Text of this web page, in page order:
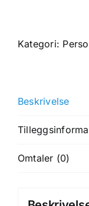
med
+
antall
Kategori:
Beskrivelse
Omtaler (0)